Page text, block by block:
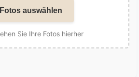
Fotos auswählen
Sie Ihre Fotos hierher